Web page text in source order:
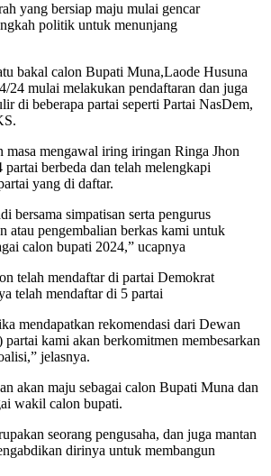
yang bersiap maju mulai gencar
politik untuk menunjang
bakal calon Bupati Muna,Laode Husuna
24 mulai melakukan pendaftaran dan juga
di beberapa partai seperti Partai NasDem,
masa mengawal iring iringan Ringa Jhon
partai berbeda dan telah melengkapi
yang di daftar.
bersama simpatisan serta pengurus
atau pengembalian berkas kami untuk
calon bupati 2024,” ucapnya
telah mendaftar di partai Demokrat
telah mendaftar di 5 partai
mendapatkan rekomendasi dari Dewan
kami akan berkomitmen membesarkan
jelasnya.
akan maju sebagai calon Bupati Muna dan
wakil calon bupati.
seorang pengusaha, dan juga mantan
dirinya untuk membangun